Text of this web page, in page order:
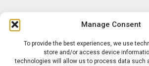
Manage Consent
To provide the best experiences, we use
store and/or access device
technologies will allow us to process data such